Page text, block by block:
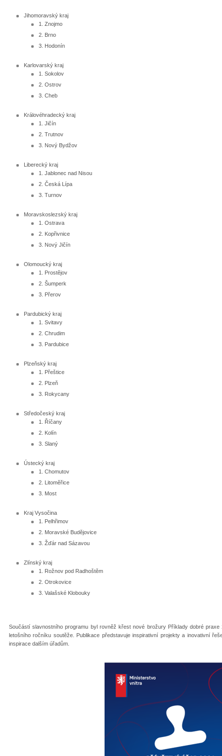
Jihomoravský kraj
1. Znojmo
2. Brno
3. Hodonín
Karlovarský kraj
1. Sokolov
2. Ostrov
3. Cheb
Královéhradecký kraj
1. Jičín
2. Trutnov
3. Nový Bydžov
Liberecký kraj
1. Jablonec nad Nisou
2. Česká Lípa
3. Turnov
Moravskoslezský kraj
1. Ostrava
2. Kopřivnice
3. Nový Jičín
Olomoucký kraj
1. Prostějov
2. Šumperk
3. Přerov
Pardubický kraj
1. Svitavy
2. Chrudim
3. Pardubice
Plzeňský kraj
1. Přeštice
2. Plzeň
3. Rokycany
Středočeský kraj
1. Říčany
2. Kolín
3. Slaný
Ústecký kraj
1. Chomutov
2. Litoměřice
3. Most
Kraj Vysočina
1. Pelhřimov
2. Moravské Budějovice
3. Žďár nad Sázavou
Zlínský kraj
1. Rožnov pod Radhoštěm
2. Otrokovice
3. Valašské Klobouky
Součástí slavnostního programu byl rovněž křest nové brožury Příklady dobré
letošního ročníku soutěže. Publikace představuje inspirativní projekty a inovativní
inspirace dalším úřadům.